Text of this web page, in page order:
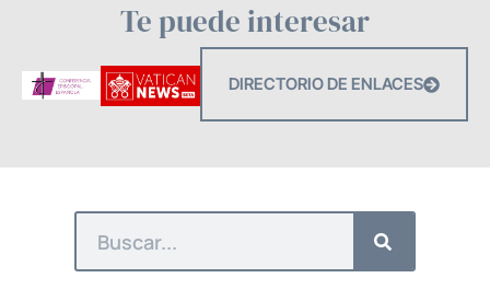
Te puede interesar
DIRECTORIO DE ENLACES